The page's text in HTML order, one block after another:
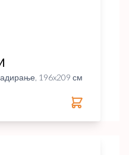
196x209 см